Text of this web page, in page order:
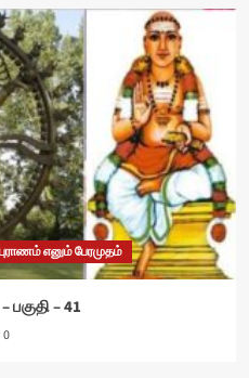
எனும் பேரமுதம்
பகுதி – 41
0